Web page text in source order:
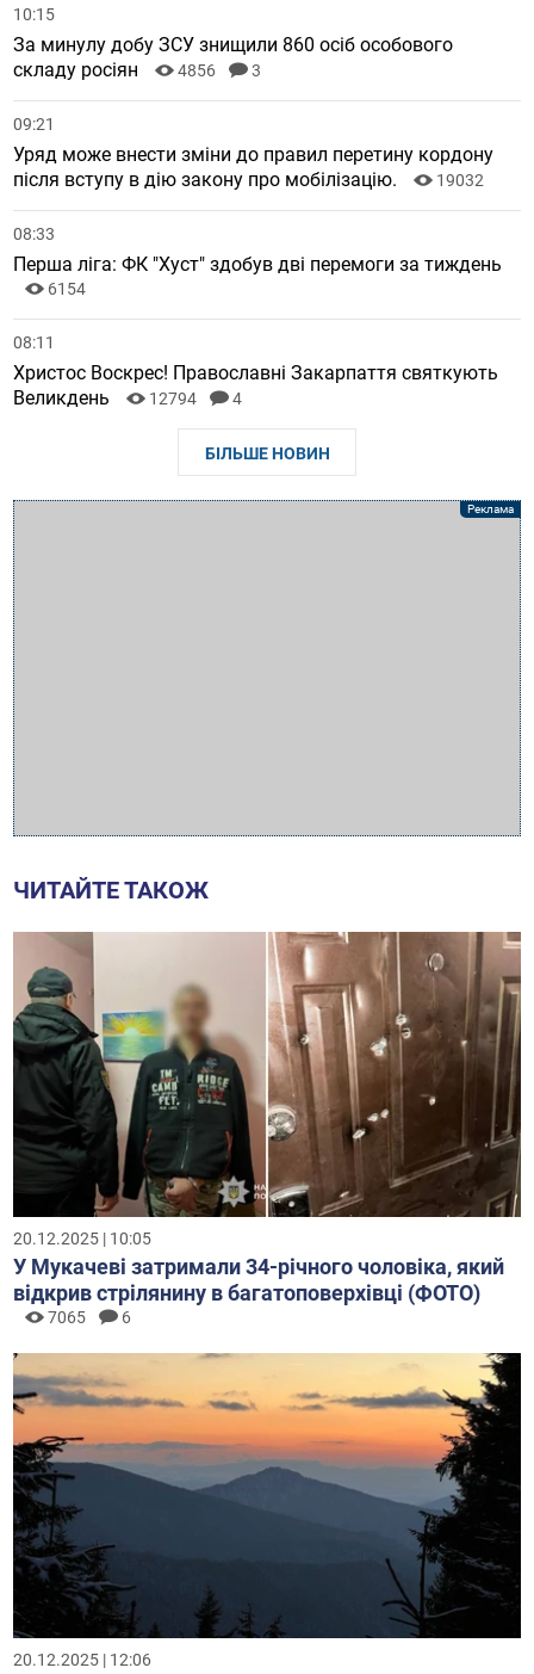
10:15
За минулу добу ЗСУ знищили 860 осіб особового
складу росіян
4856 3
09:21
Уряд може внести зміни до правил перетину кордону
після вступу в дію закону про мобілізацію.
19032
08:33
Перша ліга: ФК "Хуст" здобув дві перемоги за тиждень
6154
08:11
Христос Воскрес! Православні Закарпаття святкують
Великдень
12794 4
БІЛЬШЕ НОВИН
ЧИТАЙТЕ ТАКОЖ
20.12.2025 | 10:05
У Мукачеві затримали 34-річного чоловіка, який
відкрив стрілянину в багатоповерхівці (ФОТО)
7065 6
20.12.2025 | 12:06